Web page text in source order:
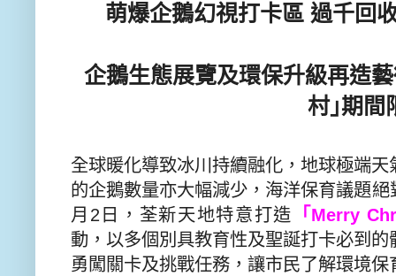
萌爆企鵝幻視打卡區 過千回
企鵝生態展覽及環保升級再造
村｣期間
全球暖化導致冰川持續融化， 地球極端天
的企鵝數量亦大幅減少，海洋保育議題絕
月 2 日，荃新天地特意打造 「 Merry
動， 以多個別具教育性及聖誕打卡必到
勇闖關卡及挑戰任務，讓市民了解環境保